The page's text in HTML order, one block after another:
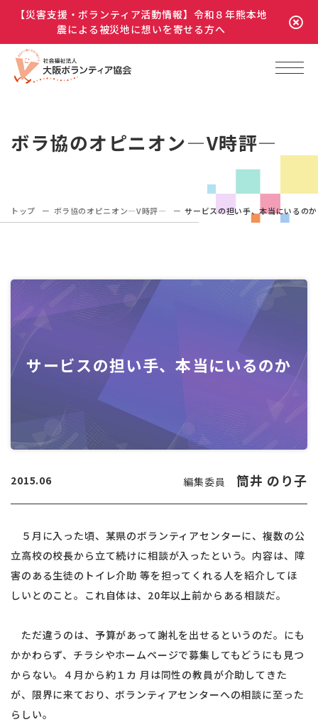
【災害支援・ボランティア活動情報】令和８年熊本地
震による被災地に想いを寄せる方へ
ボラ協のオピニオン―V時評―
トップ ボラ協のオピニオン―V時評― サービスの担い手、本当にいるのか
サービスの担い手、本当にいるのか
2015.06 編集委員 筒井 のり子
５月に入った頃、某県のボランティアセンターに、複数の公
立高校の校長から立て続けに相談が入ったという。内容は、障
害のある生徒のトイレ介助 等を担ってくれる人を紹介してほ
しいとのこと。これ自体は、20年以上前からある相談だ。
ただ違うのは、予算があって謝礼を出せるというのだ。にも
かかわらず、チラシやホームページで募集してもどうにも見つ
からない。４月から約１カ 月は同性の教員が介助してきた
が、限界に来ており、ボランティアセンターへの相談に至った
らしい。